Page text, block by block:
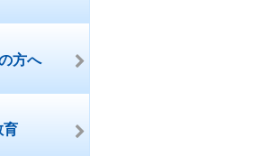
方へ